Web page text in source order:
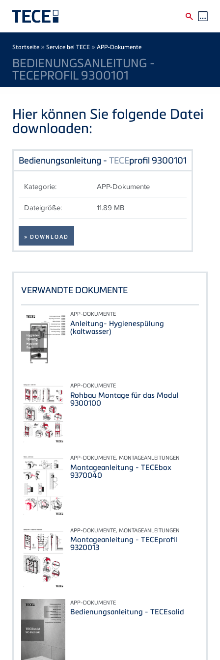
Breadcrumb
Startseite » Service bei TECE » APP-Dokumente
BEDIENUNGSANLEITUNG -
TECEPROFIL 9300101
Hier können Sie folgende Datei
downloaden:
Bedienungsanleitung - TECEprofil 9300101
Kategorie: APP-Dokumente
Dateigröße: 11.89 MB
» DOWNLOAD
VERWANDTE DOKUMENTE
APP-DOKUMENTE
Anleitung- Hygienespülung
(kaltwasser)
APP-DOKUMENTE
Rohbau Montage für das Modul
9300100
APP-DOKUMENTE, MONTAGEANLEITUNGEN
Montageanleitung - TECEbox
9370040
APP-DOKUMENTE, MONTAGEANLEITUNGEN
Montageanleitung - TECEprofil
9320013
APP-DOKUMENTE
Bedienungsanleitung - TECEsolid